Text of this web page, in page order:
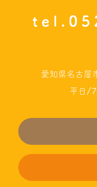
愛知県名古
平日/